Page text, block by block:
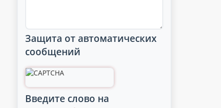
Защита от автоматических
сообщений
Введите слово на